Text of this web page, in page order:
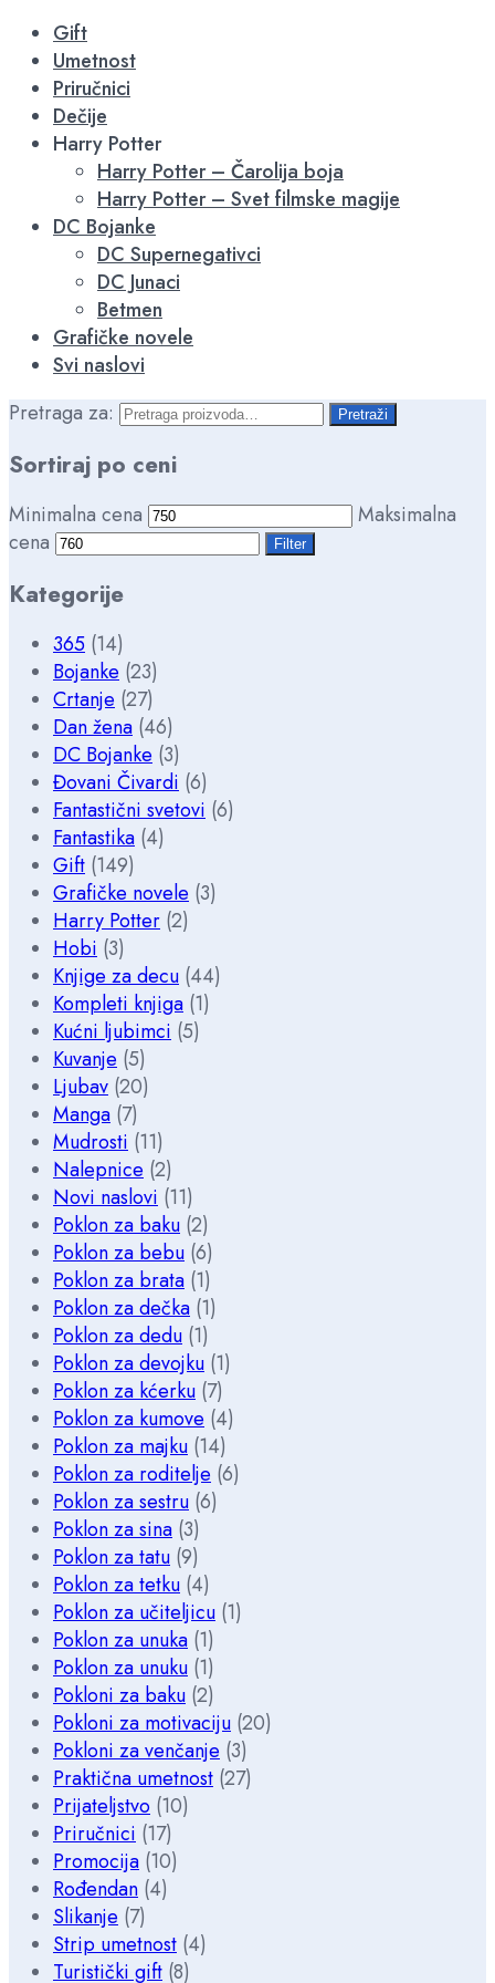
Gift
Umetnost
Priručnici
Dečije
Harry Potter
Harry Potter – Čarolija boja
Harry Potter – Svet filmske magije
DC Bojanke
DC Supernegativci
DC Junaci
Betmen
Grafičke novele
Svi naslovi
Pretraga za:
Pretraži
Sortiraj po ceni
Minimalna cena
Maksimalna
cena
Filter
Kategorije
365 (14)
Bojanke (23)
Crtanje (27)
Dan žena (46)
DC Bojanke (3)
Đovani Čivardi (6)
Fantastični svetovi (6)
Fantastika (4)
Gift (149)
Grafičke novele (3)
Harry Potter (2)
Hobi (3)
Knjige za decu (44)
Kompleti knjiga (1)
Kućni ljubimci (5)
Kuvanje (5)
Ljubav (20)
Manga (7)
Mudrosti (11)
Nalepnice (2)
Novi naslovi (11)
Poklon za baku (2)
Poklon za bebu (6)
Poklon za brata (1)
Poklon za dečka (1)
Poklon za dedu (1)
Poklon za devojku (1)
Poklon za kćerku (7)
Poklon za kumove (4)
Poklon za majku (14)
Poklon za roditelje (6)
Poklon za sestru (6)
Poklon za sina (3)
Poklon za tatu (9)
Poklon za tetku (4)
Poklon za učiteljicu (1)
Poklon za unuka (1)
Poklon za unuku (1)
Pokloni za baku (2)
Pokloni za motivaciju (20)
Pokloni za venčanje (3)
Praktična umetnost (27)
Prijateljstvo (10)
Priručnici (17)
Promocija (10)
Rođendan (4)
Slikanje (7)
Strip umetnost (4)
Turistički gift (8)